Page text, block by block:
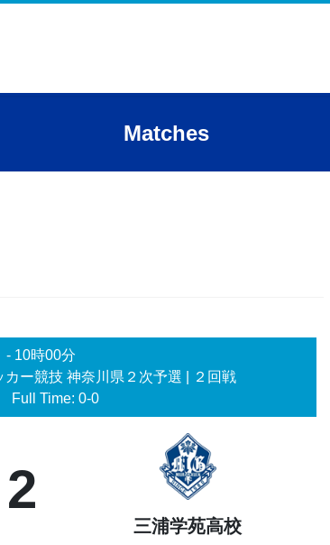
Matches
- 10時00分
ー競技 神奈川県２次予選
| ２回戦
Full Time: 0-0
2
三浦学苑高校